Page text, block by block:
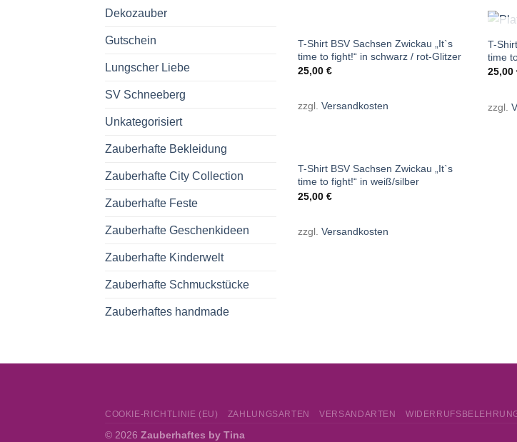
Dekozauber
Gutschein
Lungscher Liebe
SV Schneeberg
Unkategorisiert
Zauberhafte Bekleidung
Zauberhafte City Collection
Zauberhafte Feste
Zauberhafte Geschenkideen
Zauberhafte Kinderwelt
Zauberhafte Schmuckstücke
Zauberhaftes handmade
NICHT VORRÄTIG
T-Shirt BSV Sachsen Zwickau „It`s
time to fight!“ in schwarz / rot-Glitzer
25,00 €
zzgl. Versandkosten
+
T-
time
25,00
zzgl.
NICHT VORRÄTIG
T-Shirt BSV Sachsen Zwickau „It`s
time to fight!“ in weiß/silber
25,00 €
zzgl. Versandkosten
COOKIE-RICHTLINIE (EU) ZAHLUNGSARTEN VERSANDARTEN
© 2026 Zauberhaftes by Tina